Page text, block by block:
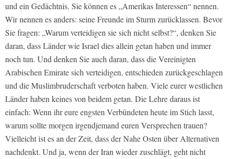
und ein Gedächtnis. Sie können es „Amerikas Interessen“ nennen.
Wir nennen es anders: seine Freunde im Sturm zurücklassen. Bevor
Sie fragen: „Warum verteidigen sie sich nicht selbst?“, denken Sie
daran, dass Länder wie Israel dies allein getan haben und immer
noch tun. Und denken Sie auch daran, dass die Vereinigten
Arabischen Emirate sich verteidigen, entschieden zurückgeschlagen
und die Muslimbruderschaft verboten haben. Viele eurer westlichen
Länder haben keines von beidem getan. Die Lehre daraus ist
einfach: Wenn ihr eure engsten Verbündeten heute im Stich lasst,
warum sollte morgen irgendjemand euren Versprechen trauen?
Vielleicht ist es an der Zeit, dass der Nahe Osten über Alternativen
nachdenkt. Und ja, wenn der Iran wieder zuschlägt, geht nicht